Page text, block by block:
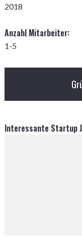
2018
Anzahl Mitarbeiter:
1-5
Interessante Startup